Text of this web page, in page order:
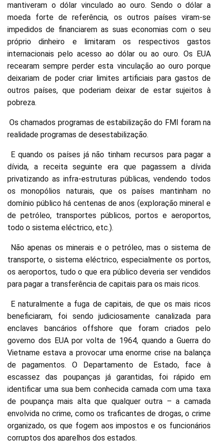
mantiveram o dólar vinculado ao ouro. Sendo o dólar a
moeda forte de referência, os outros países viram-se
impedidos de financiarem as suas economias com o seu
próprio dinheiro e limitaram os respectivos gastos
internacionais pelo acesso ao dólar ou ao ouro. Os EUA
recearam sempre perder esta vinculação ao ouro porque
deixariam de poder criar limites artificiais para gastos de
outros países, que poderiam deixar de estar sujeitos à
pobreza.
Os chamados programas de estabilização do FMI foram na
realidade programas de desestabilização.
E quando os países já não tinham recursos para pagar a
dívida, a receita seguinte era que pagassem a dívida
privatizando as infra-estruturas públicas, vendendo todos
os monopólios naturais, que os países mantinham no
domínio público há centenas de anos (exploração mineral e
de petróleo, transportes públicos, portos e aeroportos,
todo o sistema eléctrico, etc.).
Não apenas os minerais e o petróleo, mas o sistema de
transporte, o sistema eléctrico, especialmente os portos,
os aeroportos, tudo o que era público deveria ser vendidos
para pagar a transferência de capitais para os mais ricos.
E naturalmente a fuga de capitais, de que os mais ricos
beneficiaram, foi sendo judiciosamente canalizada para
enclaves bancários offshore que foram criados pelo
governo dos EUA por volta de 1964, quando a Guerra do
Vietname estava a provocar uma enorme crise na balança
de pagamentos. O Departamento de Estado, face à
escassez das poupanças já garantidas, foi rápido em
identificar uma sua bem conhecida camada com uma taxa
de poupança mais alta que qualquer outra – a camada
envolvida no crime, como os traficantes de drogas, o crime
organizado, os que fogem aos impostos e os funcionários
corruptos dos aparelhos dos estados.